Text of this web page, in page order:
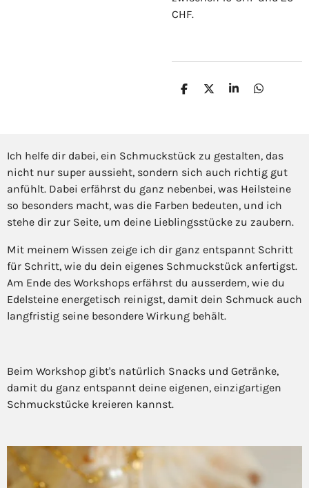
CHF.
T
T
T
T
Ich helfe dir dabei, ein Schmuckstück zu gestalten, das
nicht nur super aussieht, sondern sich auch richtig gut
anfühlt. Dabei erfährst du ganz nebenbei, was Heilsteine
so besonders macht, was die Farben bedeuten, und ich
stehe dir zur Seite, um deine Lieblingsstücke zu zaubern.
Mit meinem Wissen zeige ich dir ganz entspannt Schritt
für Schritt, wie du dein eigenes Schmuckstück anfertigst.
Am Ende des Workshops erfährst du ausserdem, wie du
Edelsteine energetisch reinigst, damit dein Schmuck auch
langfristig seine besondere Wirkung behält.
Beim Workshop gibt's natürlich Snacks und Getränke,
damit du ganz entspannt deine eigenen, einzigartigen
Schmuckstücke kreieren kannst.